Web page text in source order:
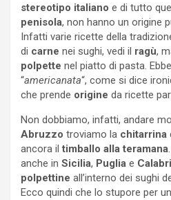
stereotipo italiano e di tutto
penisola, non hanno un origine
Infatti varie ricette della
di carne nei sughi, vedi il ragù,
polpette nel piatto di pasta.
“americanata“, come si dice
che prende origine da ricette
Non dobbiamo, infatti, andare
Abruzzo troviamo la chitarrina
ancora iltimballo alla teramana
anche in Sicilia, Puglia e
polpettine all’interno dei sughi
Ecco quindi che lo stupore per